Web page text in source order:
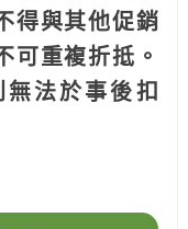
得與其他促銷
可重複折抵。
法於事後扣